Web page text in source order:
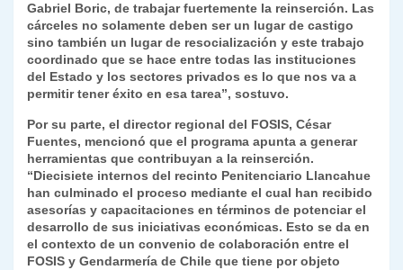
Gabriel Boric, de trabajar fuertemente la reinserción. Las
cárceles no solamente deben ser un lugar de castigo
sino también un lugar de resocialización y este trabajo
coordinado que se hace entre todas las instituciones
del Estado y los sectores privados es lo que nos va a
permitir tener éxito en esa tarea”, sostuvo.
Por su parte, el director regional del FOSIS, César
Fuentes, mencionó que el programa apunta a generar
herramientas que contribuyan a la reinserción.
“Diecisiete internos del recinto Penitenciario Llancahue
han culminado el proceso mediante el cual han recibido
asesorías y capacitaciones en términos de potenciar el
desarrollo de sus iniciativas económicas. Esto se da en
el contexto de un convenio de colaboración entre el
FOSIS y Gendarmería de Chile que tiene por objeto